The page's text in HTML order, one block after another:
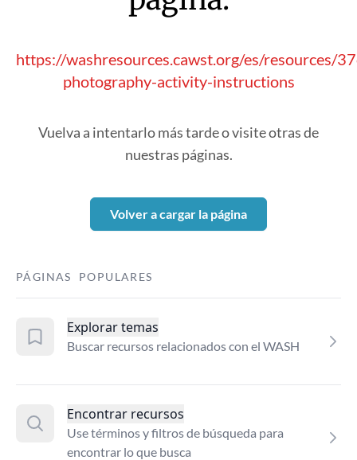
https://washresources.cawst.org/es/resources/
photography-activity-instructions
Vuelva a intentarlo más tarde o visite otras de
nuestras páginas.
Volver a cargar la página
PÁGINAS POPULARES
Explorar temas
Buscar recursos relacionados con el WASH
Encontrar recursos
Use términos y filtros de búsqueda para
encontrar lo que busca